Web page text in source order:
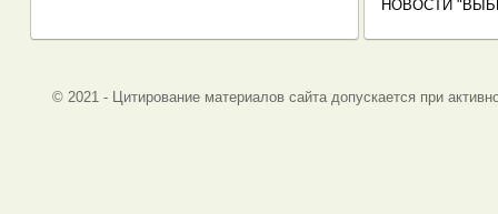
НОВОСТИ
© 2021 - Цитирование материалов сайта допускается при